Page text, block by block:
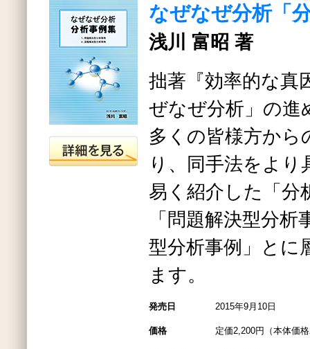
なぜなぜ分析「
浅川 富昭 著
拙著『効率的な真
ぜなぜ分析」の進
多くの皆様方から
り、同手法をより
易く紹介した「分
「問題解決型分
型分析事例」とに
ます。
発売日 2015年9月10日
価格 定価2,200円（本体価